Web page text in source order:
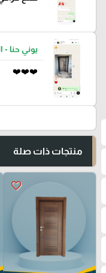
يوني حنا -
❤️❤️❤️
منتجات ذات صلة
favorite_border